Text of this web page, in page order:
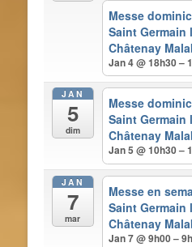
Messe
Saint Germain
Châtenay
Jan 4 @ 18h30 –
JAN
5
dim
Messe
Saint Germain
Châtenay
Jan 5 @ 10h30 –
JAN
7
mar
Messe en
Saint Germain
Châtenay
Jan 7 @ 9h00 –